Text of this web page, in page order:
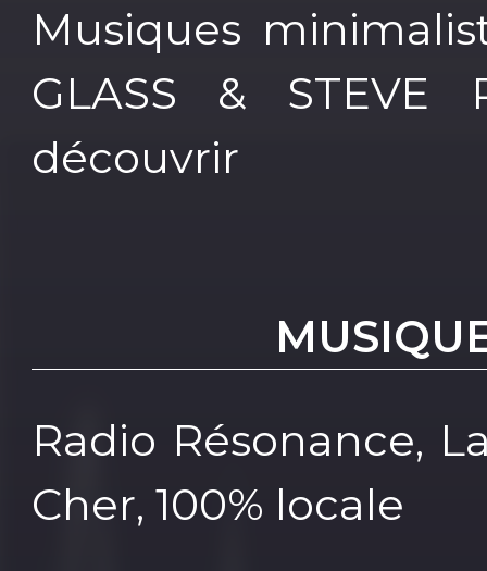
Musiques
GLASS & STEVE
découvrir
Radio Résonance,
Cher, 100% locale